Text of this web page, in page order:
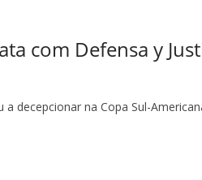
com Defensa y
decepcionar na Copa Sul-